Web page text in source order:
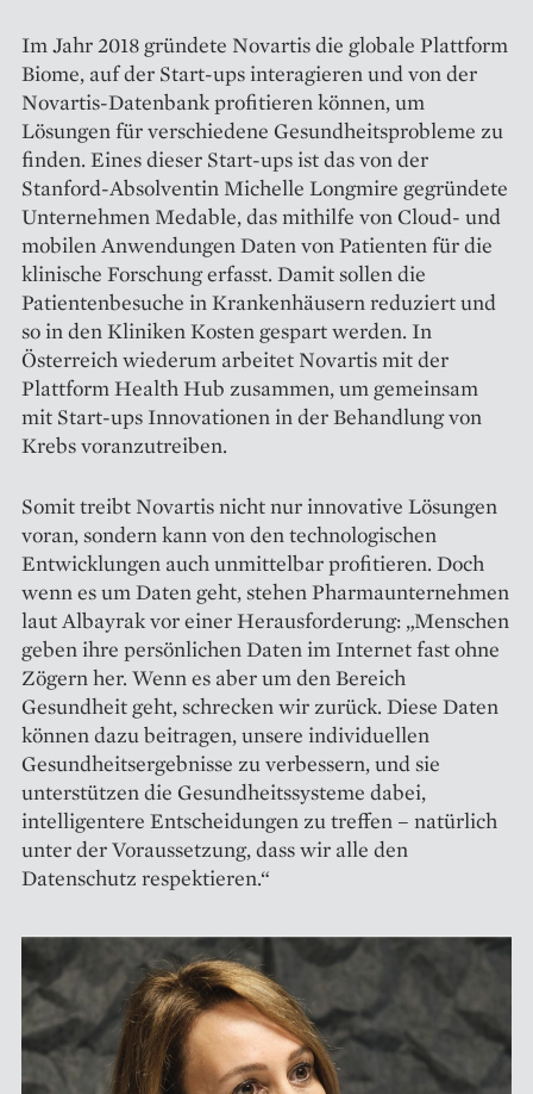
Im Jahr 2018 gründete Novartis die globale Plattform
Biome, auf der Start-ups interagieren und von der
Novartis-Datenbank profitieren können, um
Lösungen für verschiedene Gesundheitsprobleme zu
finden. Eines dieser Start-ups ist das von der
Stanford-Absolventin Michelle Longmire gegründete
Unternehmen Medable, das mithilfe von Cloud- und
mobilen Anwendungen Daten von Patienten für die
klinische Forschung erfasst. Damit sollen die
Patienten­besuche in Krankenhäusern reduziert und
so in den Kliniken Kosten gespart werden. In
Österreich wiederum arbeitet Novartis mit der
Plattform Health Hub zusammen, um gemeinsam
mit Start-ups Innovationen in der Behandlung von
Krebs voranzutreiben.
Somit treibt Novartis nicht nur innovative Lösungen
voran, sondern kann von den technologischen
Entwicklungen auch unmittelbar pro­fitieren. Doch
wenn es um Daten geht, stehen Pharmaunternehmen
laut Albayrak vor einer Herausforderung: „Menschen
geben ihre persönlichen Daten im Internet fast ohne
Zögern her. Wenn es aber um den Bereich
Gesundheit geht, schrecken wir zurück. Diese Daten
können dazu beitragen, unsere individuellen
Gesundheitsergebnisse zu verbessern, und sie
unterstützen die Gesundheitssysteme dabei,
intelligentere Entscheidungen zu treffen – natürlich
unter der Voraussetzung, dass wir alle den
Datenschutz respektieren.“